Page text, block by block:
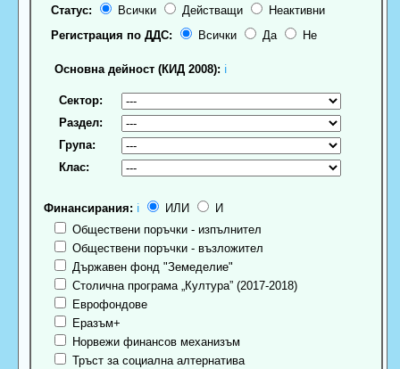
Статус: Всички Действащи
Неактивни
Регистрация по ДДС:
Всички Да Не
Основна дейност (КИД 2008): ℹ
Сектор:
Раздел:
Група:
Клас:
Финансирания: ℹ ИЛИ
И
Обществени поръчки - изпълнител
Обществени поръчки - възложител
Държавен фонд "Земеделие"
Столична програма „Култура” (2017-2018)
Еврофондове
Еразъм+
Норвежи финансов механизъм
Тръст за социална алтернатива